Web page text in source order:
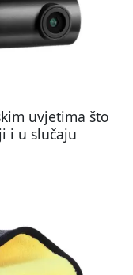
uvjetima što
i u slučaju